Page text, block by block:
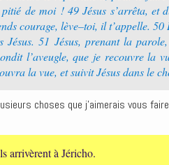
de moi !‭ 49 ‭‭Jésus s’arrêta, et
courage, lève–toi, il t’appelle.‭
Jésus.‭ 51 ‭‭Jésus, prenant la
l’aveugle, que je recouvre la
la vue, et suivit Jésus dans le
choses que j’aimerais vous
arrivèrent à Jéricho.